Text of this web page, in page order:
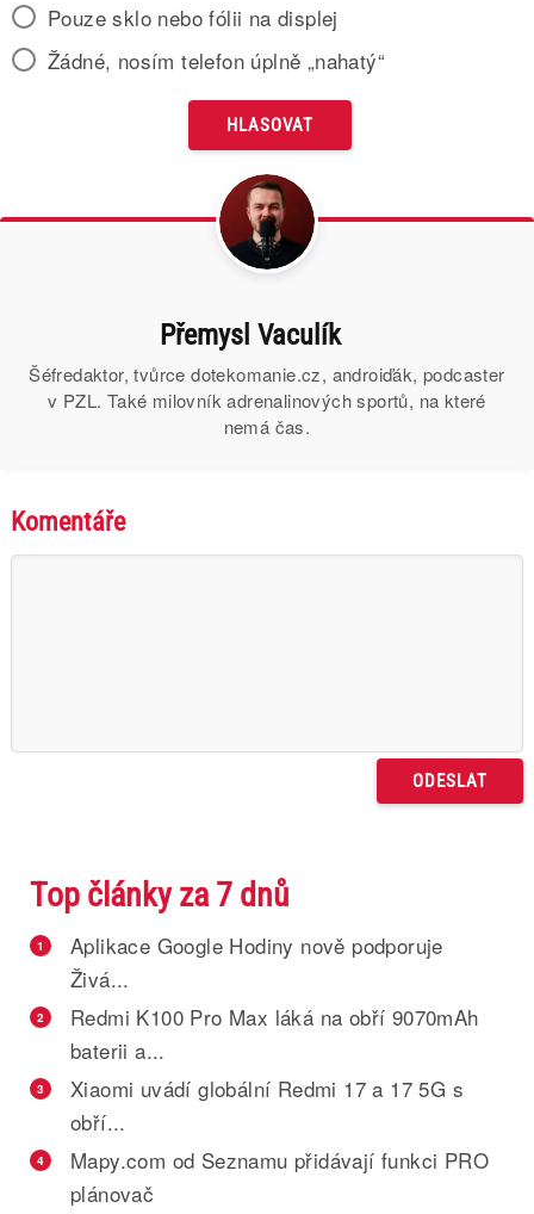
Pouze sklo nebo fólii na displej
Žádné, nosím telefon úplně „nahatý“
Přemysl Vaculík
Šéfredaktor, tvůrce dotekomanie.cz, androiďák, podcaster
v PZL. Také milovník adrenalinových sportů, na které
nemá čas.
Komentáře
Top články za 7 dnů
1
Aplikace Google Hodiny nově podporuje
Živá...
2
Redmi K100 Pro Max láká na obří 9070mAh
baterii a...
3
Xiaomi uvádí globální Redmi 17 a 17 5G s
obří...
4
Mapy.com od Seznamu přidávají funkci PRO
plánovač